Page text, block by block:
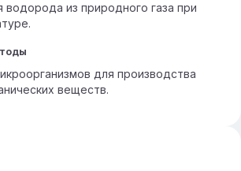
из природного газа при
для производства
веществ.